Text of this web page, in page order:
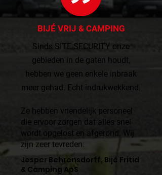
BIJÉ VRIJ & CAMPING
Sinds SITE-SECURITY onze
gebieden in de gaten houdt,
hebben we geen enkele inbraak
meer gehad. Echt indrukwekkend.
Ze hebben vriendelijk personeel
die ervoor zorgen dat alles snel
wordt opgelost en afgerond. Wij
zijn zeer tevreden.
Jesper Behrensdorff, Bijé Fritid
& Camping ApS